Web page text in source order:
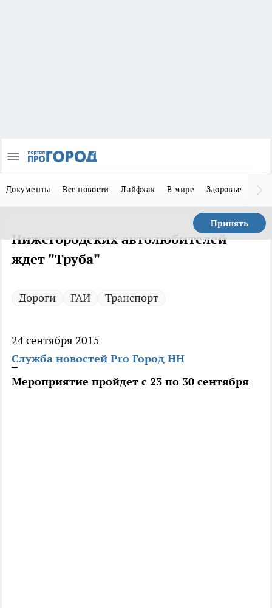
Документы Все новости Лайфхак В мире Здоровье
Принять
Нижегородских автолюбителей
ждет "Труба"
Дороги ГАИ Транспорт
24 сентября 2015
Служба новостей Pro Город НН
Мероприятие пройдет с 23 по 30 сентября